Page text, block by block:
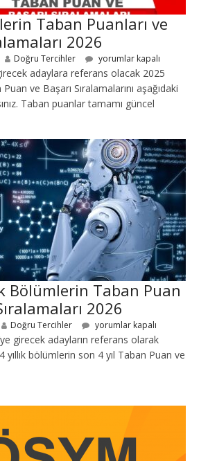
Taban Puanları ve
2026
Doğru Tercihler yorumlar kapalı
adaylara referans olacak 2025
ve Başarı Sıralamalarını aşağıdaki
Taban puanlar tamamı güncel
Bölümlerin Taban Puan
2026
Doğru Tercihler yorumlar kapalı
girecek adayların referans olarak
yıllık bölümlerin son 4 yıl Taban Puan ve